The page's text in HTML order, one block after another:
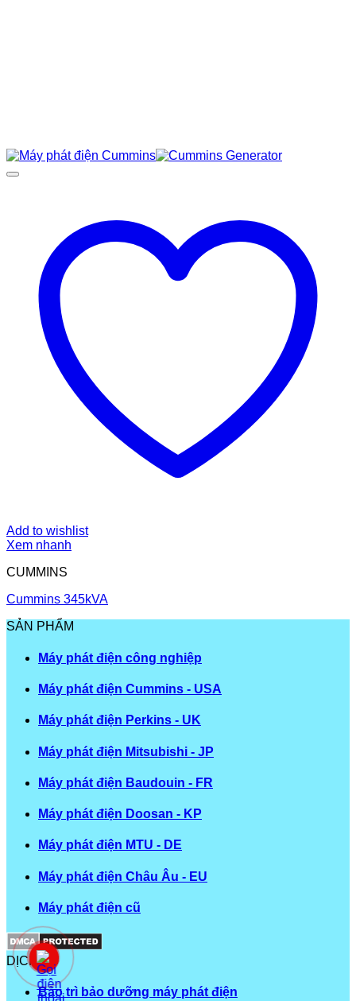
Add to wishlist
Xem nhanh
CUMMINS
Cummins 345kVA
SẢN PHẨM
Máy phát điện công nghiệp
Máy phát điện Cummins - USA
Máy phát điện Perkins - UK
Máy phát điện Mitsubishi - JP
Máy phát điện Baudouin - FR
Máy phát điện Doosan - KP
Máy phát điện MTU - DE
Máy phát điện Châu Âu - EU
Máy phát điện cũ
DỊCH VỤ
Bảo trì bảo dưỡng máy phát điện